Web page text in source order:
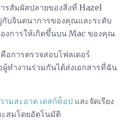
รสัมผัสปลายของสิ่งที่ Hazel
บจินตนาการของคุณและระดับ
การให้เกิดขึ้นบน Mac ของคุณ
การตรวจสอบโฟลเดอร์
ทำงานร่วมกันได้ส่งเอกสารที่ฉัน
ามสะอาด เดสก์ท็อป และจัดเรียง
ะสมโดยอัตโนมัติ